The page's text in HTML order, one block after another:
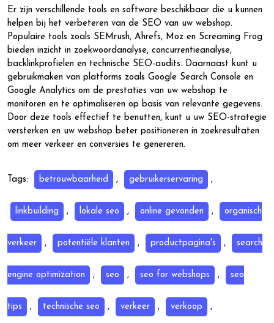
Er zijn verschillende tools en software beschikbaar die u kunnen
helpen bij het verbeteren van de SEO van uw webshop.
Populaire tools zoals SEMrush, Ahrefs, Moz en Screaming Frog
bieden inzicht in zoekwoordanalyse, concurrentieanalyse,
backlinkprofielen en technische SEO-audits. Daarnaast kunt u
gebruikmaken van platforms zoals Google Search Console en
Google Analytics om de prestaties van uw webshop te
monitoren en te optimaliseren op basis van relevante gegevens.
Door deze tools effectief te benutten, kunt u uw SEO-strategie
versterken en uw webshop beter positioneren in zoekresultaten
om meer verkeer en conversies te genereren.
Tags: betrouwbaarheid , gebruikerservaring ,
linkbuilding , lokale seo , online gevonden , organisch
verkeer , potentiële klanten , productpagina's , search
engine optimization , seo , seo for webshops , seo
tips , technische seo , verkeer , verkoop ,